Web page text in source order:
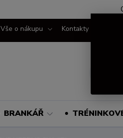
Vše o nákupu Kontakty
BRANKÁŘ